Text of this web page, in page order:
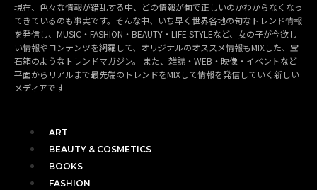
現在、色々な情報が錯乱する中、どの情報が旬で正しいのかわからなくなっ
てきているのも事実です。そんな中、いち早く世界各地の旬なトレンド情報
を発信し、MUSIC・FASHION・BEAUTY・LIFE STYLEなど、女の子が今欲し
い情報やコンテンツを網羅して、オリジナルのオススメ情報もMIXした、宝
石箱のようなトレンドマガジン。 また、雑誌・WEB・映像・イベントなど
平面からリアルまで最先端のトレンドをMIXして情報を発信していく新しい
メディアです
ART
BEAUTY & COSMETICS
BOOKS
FASHION